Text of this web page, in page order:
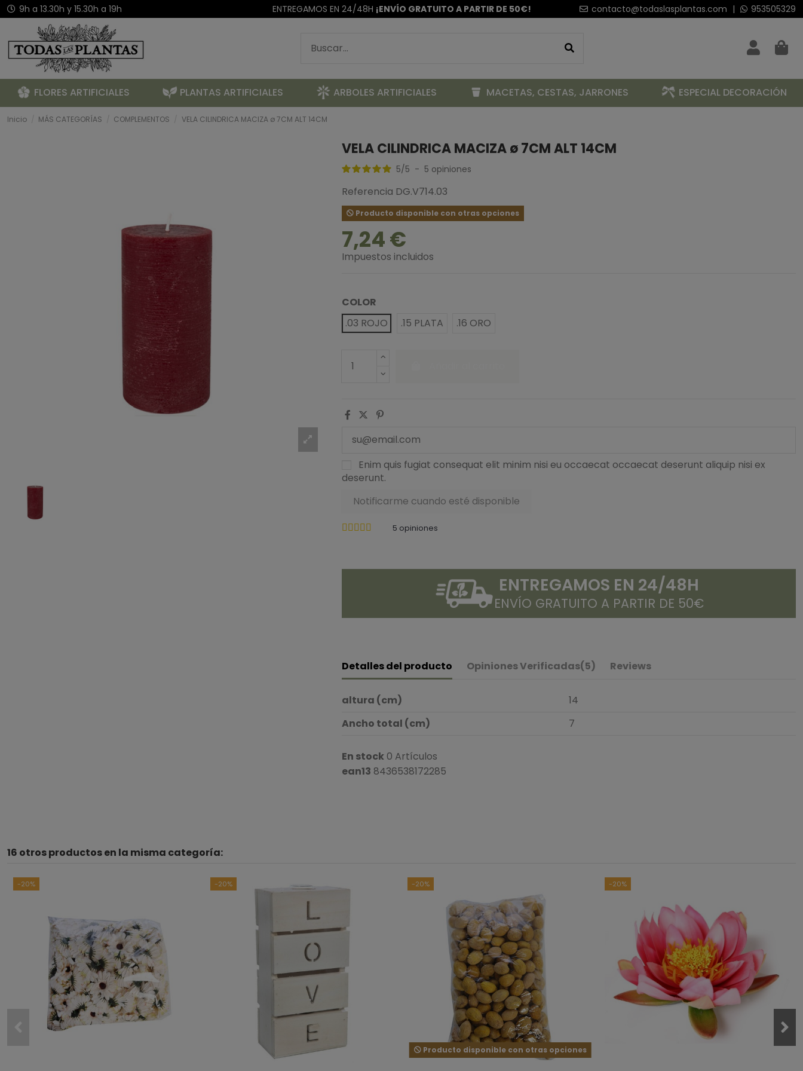
9h a 13.30h y 15.30h a 19h ENTREGAMOS EN 24/48H ¡ENVÍO GRATUITO A PARTIR DE 50€! contacto@todaslasplantas.com | 953505329
FLORES ARTIFICIALES PLANTAS ARTIFICIALES ARBOLES ARTIFICIALES MACETAS, CESTAS, JARRONES ESPECIAL DECORACIÓN
Inicio MÁS CATEGORÍAS COMPLEMENTOS VELA CILINDRICA MACIZA ø 7CM ALT 14CM
VELA CILINDRICA MACIZA ø 7CM ALT 14CM
5/5 - 5 opiniones
Referencia DG.V714.03
Producto disponible con otras opciones
7,24 €
Impuestos incluidos
COLOR
.03 ROJO
.15 PLATA .16 ORO
Enim quis fugiat consequat elit minim nisi eu occaecat occaecat deserunt aliquip nisi ex
deserunt.
5 opiniones
ENTREGAMOS EN 24/48H
ENVÍO GRATUITO A PARTIR DE 50€
Detalles del producto Opiniones Verificadas(5) Reviews
altura (cm)
14
Ancho total (cm)
7
En stock 0 Artículos
ean13 8436538172285
Ordenar las opiniones
16 otros productos en la misma categoría:
-20% -20% -20%
Producto disponible con otras opciones
-20%